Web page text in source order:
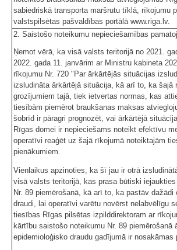
sabiedriskā transporta maršrutu tīklā, rīkojumu
valstspilsētas pašvaldības portālā www.riga.lv.
2. Saistošo noteikumu nepieciešamības
Ņemot vērā, ka visā valsts teritorijā no 2021.
2022. gada 11. janvārim ar Ministru kabineta
rīkojumu Nr. 720 "Par ārkārtējās situācijas
izsludināta ārkārtējā situācija, kā arī to, ka šajā
grozījumiem tajā, tiek ietvertas normas, kas
tiesībām piemērot braukšanas maksas
šobrīd ir pāragri prognozēt, vai ārkārtējā
Rīgas domei ir nepieciešams noteikt efektīvu
operatīvi reaģēt uz šajā rīkojumā noteiktajām
pienākumiem.
Vienlaikus apzinoties, ka šī jau ir otrā
visā valsts teritorijā, kas prasa būtiski
Nr. 89 piemērošanā, kā arī to, ka pastāv dažādi
draudi, lai operatīvi varētu novērst nelabvēlīgu
tiesības Rīgas pilsētas izpilddirektoram ar
kārtību saistošo noteikumu Nr. 89 piemērošanā
epidemioloģisko draudu gadījumā ir nosakāmas